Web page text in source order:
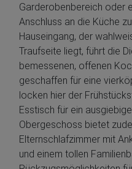
Garderobenbereich oder
Anschluss an die Küche
Hauseingang, der
Traufseite liegt, führt die
bemessenen, offenen
geschaffen für eine
locken hier der
Esstisch für ein
Obergeschoss bietet
Elternschlafzimmer mit
und einem tollen